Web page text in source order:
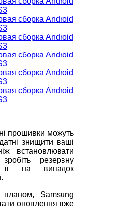
прошивки можуть
знищити ваші
встановлювати
резервну
її на випадок
Samsung
оновлення вже